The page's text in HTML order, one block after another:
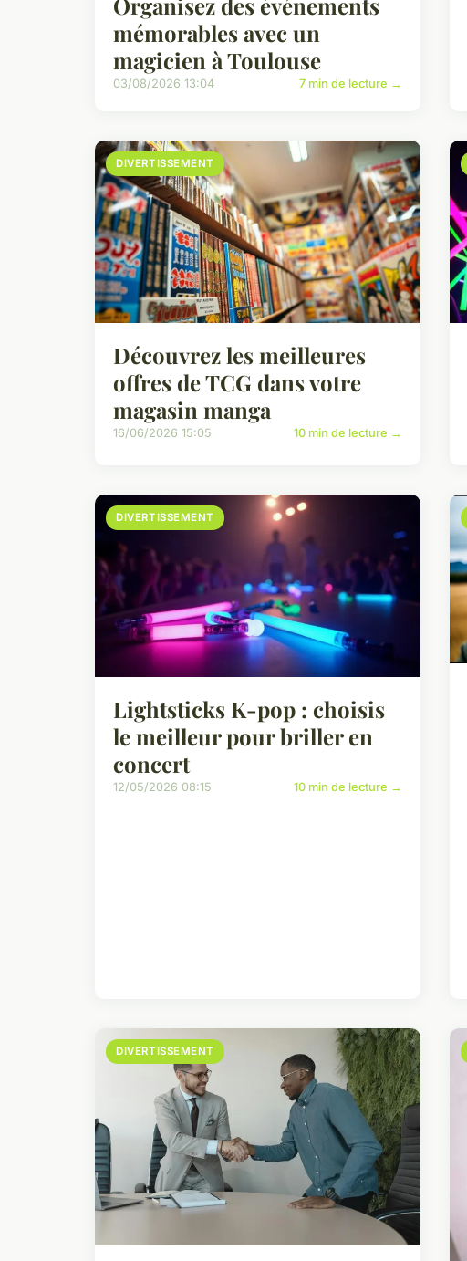
mémorables avec un
magicien à Toulouse
03/08/2026 13:04 7 min de lecture →
DIVERTISSEMENT
Découvrez les meilleures
offres de TCG dans votre
magasin manga
16/06/2026 15:05 10 min de lecture →
DIVERTISSEMENT
Lightsticks K-pop : choisis
le meilleur pour briller en
concert
12/05/2026 08:15 10 min de lecture →
DIVERTISSEMENT